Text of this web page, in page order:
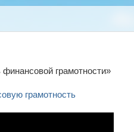
грамотности»
грамотность